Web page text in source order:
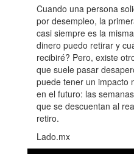
Cuando una persona
por desempleo, la
casi siempre es la
dinero puedo retirar y
recibiré? Pero, existe
que suele pasar
puede tener un impacto
en el futuro: las
que se descuentan al
retiro.
Lado.mx